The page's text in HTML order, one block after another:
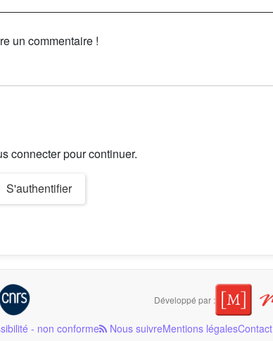
un commentaire !
connecter pour continuer.
S'authentifier
Développé par :
- non conforme Nous suivreMentions légalesContact